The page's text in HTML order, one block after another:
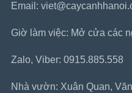
Email:
Giờ làm việc: Mở cửa các
Zalo, Viber: 0915.885.558
Nhà vườn: Xuân Quan,